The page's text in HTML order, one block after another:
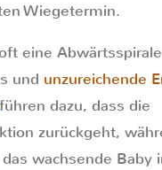
Wiegetermin.
eine
und unzureichende
führen dazu, dass die
zurückgeht,
wachsende Baby